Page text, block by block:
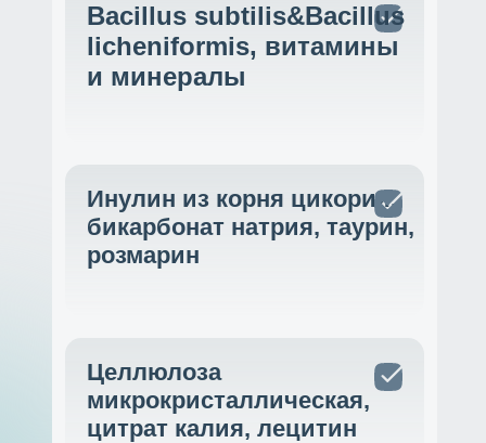
Bacillus subtilis&Bacillus
licheniformis, витамины
и минералы
Инулин из корня цикория,
бикарбонат натрия, таурин,
розмарин
Целлюлоза
микрокристаллическая,
цитрат калия, лецитин